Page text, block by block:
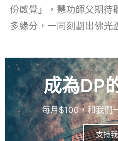
份感覺」，慧功師父期待
多緣分，一同刻劃出佛光
成為DP
每月$100，和我們
支持